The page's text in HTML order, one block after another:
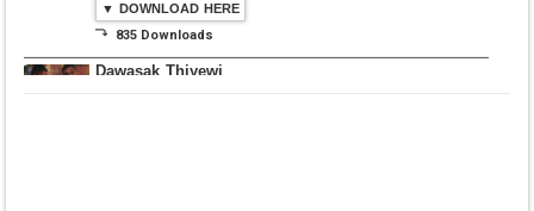
▼ DOWNLOAD HERE
⤵ 835 Downloads
Dawasak Thiyewi